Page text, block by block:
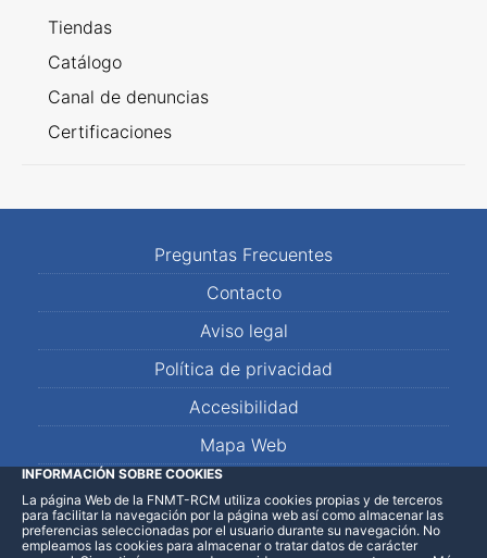
Tiendas
Catálogo
Canal de denuncias
Certificaciones
Preguntas Frecuentes
Contacto
Aviso legal
Política de privacidad
Accesibilidad
Mapa Web
LinkedInFacebookWhatsApp
INFORMACIÓN SOBRE COOKIES
La página Web de la FNMT-RCM utiliza cookies propias y de terceros
para facilitar la navegación por la página web así como almacenar las
preferencias seleccionadas por el usuario durante su navegación. No
empleamos las cookies para almacenar o tratar datos de carácter